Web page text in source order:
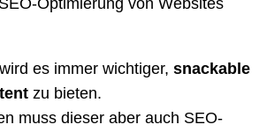
es immer wichtiger, snackable
zu bieten.
muss dieser aber auch SEO-